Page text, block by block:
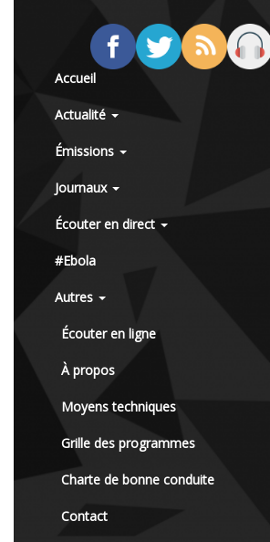
Accueil
Actualité
Émissions
Journaux
Écouter en direct
#Ebola
Autres
Écouter en ligne
À propos
Moyens techniques
Grille des programmes
Charte de bonne conduite
Contact